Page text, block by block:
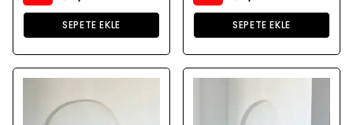
SEPETE EKLE SEPETE EKLE